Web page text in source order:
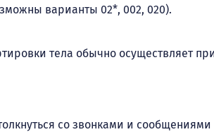
варианты 02*, 002, 020).
тела обычно осуществляет
со звонками и сообщениями